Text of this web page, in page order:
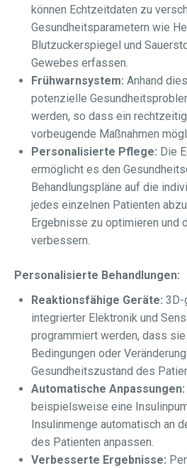
können Echtzeitdaten zu
Gesundheitsparametern wie
Blutzuckerspiegel und
Gewebes erfassen.
Frühwarnsystem: Anhand
potenzielle
werden, so dass ein
vorbeugende Maßnahmen
Personalisierte Pflege: Die
ermöglicht es den
Behandlungspläne auf die
jedes einzelnen Patienten
Ergebnisse zu optimieren und
verbessern.
Personalisierte Behandlungen:
Reaktionsfähige Geräte: 3D-
integrierter Elektronik und
programmiert werden, dass
Bedingungen oder
Gesundheitszustand des
Automatische Anpassungen:
beispielsweise eine
Insulinmenge automatisch an
des Patienten anpassen.
Verbesserte Ergebnisse: